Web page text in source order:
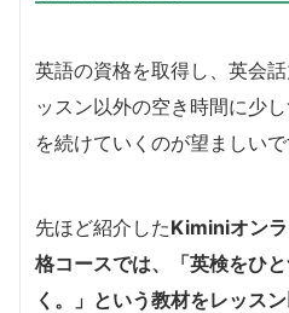
英語の資格を取得し、英会
ッスン以外の空き時間に少
を続けていくのが望ましいで
先ほど紹介したKiminiオン
格コースでは、「英検をひ
く。」という教材をレッス